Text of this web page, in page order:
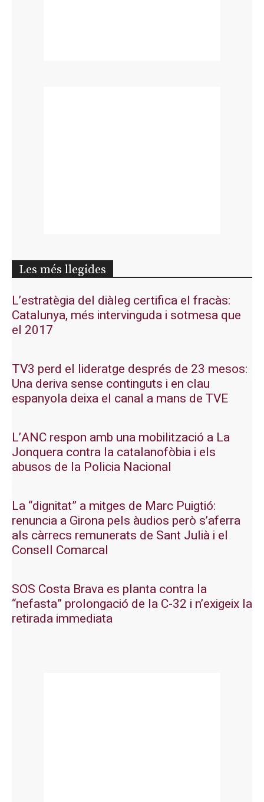
Les més llegides
L’estratègia del diàleg certifica el fracàs:
Catalunya, més intervinguda i sotmesa que
el 2017
TV3 perd el lideratge després de 23 mesos:
Una deriva sense continguts i en clau
espanyola deixa el canal a mans de TVE
L’ANC respon amb una mobilització a La
Jonquera contra la catalanofòbia i els
abusos de la Policia Nacional
La “dignitat” a mitges de Marc Puigtió:
renuncia a Girona pels àudios però s’aferra
als càrrecs remunerats de Sant Julià i el
Consell Comarcal
SOS Costa Brava es planta contra la
“nefasta” prolongació de la C-32 i n’exigeix la
retirada immediata